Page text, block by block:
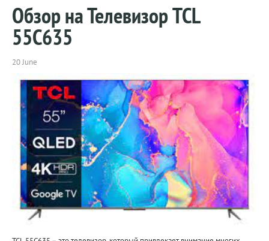
Обзор на Телевизор TCL
55C635
20 June